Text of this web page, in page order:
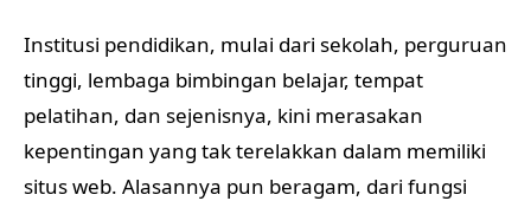
Institusi pendidikan, mulai dari sekolah, perguruan
tinggi, lembaga bimbingan belajar, tempat
pelatihan, dan sejenisnya, kini merasakan
kepentingan yang tak terelakkan dalam memiliki
situs web. Alasannya pun beragam, dari fungsi